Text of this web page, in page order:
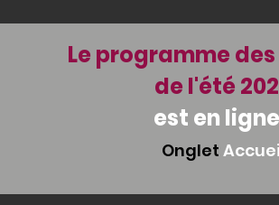
Le programme
de l'été
est en
Onglet